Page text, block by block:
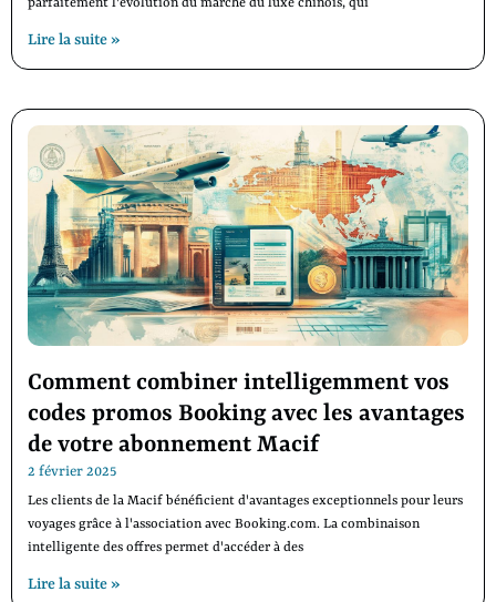
Lire la suite »
Comment combiner intelligemment vos
codes promos Booking avec les avantages
de votre abonnement Macif
2 février 2025
Les clients de la Macif bénéficient d'avantages exceptionnels pour leurs
voyages grâce à l'association avec Booking.com. La combinaison
intelligente des offres permet d'accéder à des
Lire la suite »